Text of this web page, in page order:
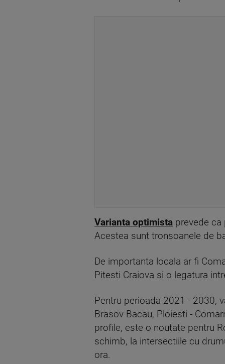
Varianta optimista prevede ca
Acestea sunt tronsoanele de
De importanta locala ar fi
Pitesti Craiova si o legatura
Pentru perioada 2021 - 2030,
Brasov Bacau, Ploiesti -
profile, este o noutate pentru
schimb, la intersectiile cu
ora.